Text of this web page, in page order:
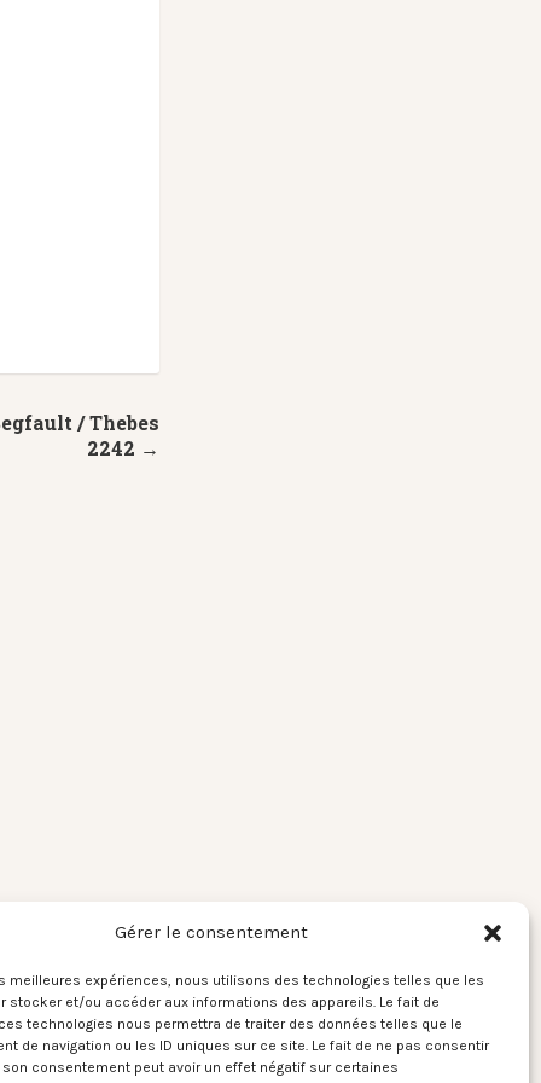
Gérer le consentement
meilleures expériences, nous utilisons des technologies telles que les
stocker et/ou accéder aux informations des appareils. Le fait de
technologies nous permettra de traiter des données telles que le
de navigation ou les ID uniques sur ce site. Le fait de ne pas consentir
son consentement peut avoir un effet négatif sur certaines
/ Thebes
2242 →